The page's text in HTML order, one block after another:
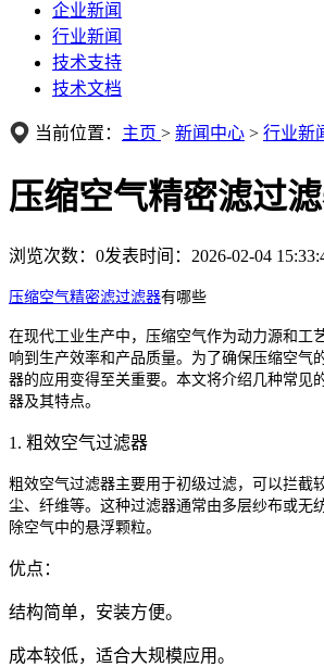
企业新闻
行业新闻
技术支持
技术文档
当前位置： 主页 > 新闻中心 > 行业新
压缩空气精密滤过
浏览次数： 0发表时间：2026-02-04
压缩空气精密滤过滤器有哪些
在现代工业生产中，压缩空气作为动力源和工
响到生产效率和产品质量。为了确保压缩空气
器的应用变得至关重要。本文将介绍几种常见
器及其特点。
1. 粗效空气过滤器
粗效空气过滤器主要用于初级过滤，可以拦截
尘、纤维等。这种过滤器通常由多层纱布或无
除空气中的悬浮颗粒。
优点：
结构简单，安装方便。
成本较低，适合大规模应用。